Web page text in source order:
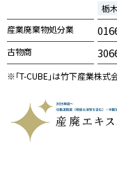
栃
産業廃棄物処分業
古物商
※「T-CUBE」は竹下産業株式